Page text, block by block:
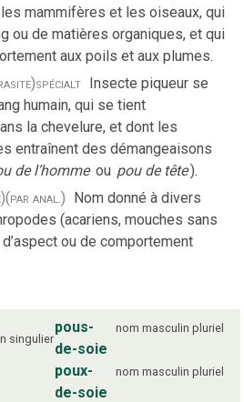
mammifères et les oiseaux, qui
ou de matières organiques, et qui
aux poils et aux plumes.
spécialt Insecte piqueur se
humain, qui se tient
la chevelure, et dont les
entraînent des démangeaisons
de l’homme ou pou de tête).
(par anal.) Nom donné à divers
(acariens, mouches sans
ou de comportement
singulier
pous-
de-soie
nom masculin pluriel
poux-
de-soie
nom masculin pluriel